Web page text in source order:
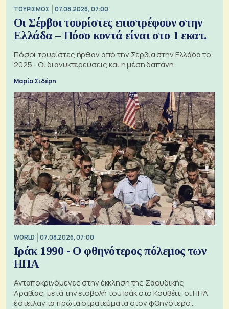
ΤΟΥΡΙΣΜΟΣ 07.08.2026, 07:00
Οι Σέρβοι τουρίστες επιστρέφουν στην
Ελλάδα – Πόσο κοντά είναι στο 1 εκατ.
Πόσοι τουρίστες ήρθαν από την Σερβία στην Ελλάδα το
2025 - Οι διανυκτερεύσεις και η μέση δαπάνη
Μαρία Σιδέρη
WORLD 07.08.2026, 07:00
Ιράκ 1990 - Ο φθηνότερος πόλεμος των
ΗΠΑ
Ανταποκρινόμενες στην έκκληση της Σαουδικής
Αραβίας, μετά την εισβολή του Ιράκ στο Κουβέιτ, οι ΗΠΑ
έστειλαν τα πρώτα στρατεύματα στον φθηνότερο